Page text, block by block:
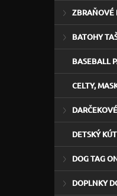
ZBRAŇOVÉ
BATOHY
BASEBALL
CELTY,
DETSKÝ
DOG TAG
DOPLNKY